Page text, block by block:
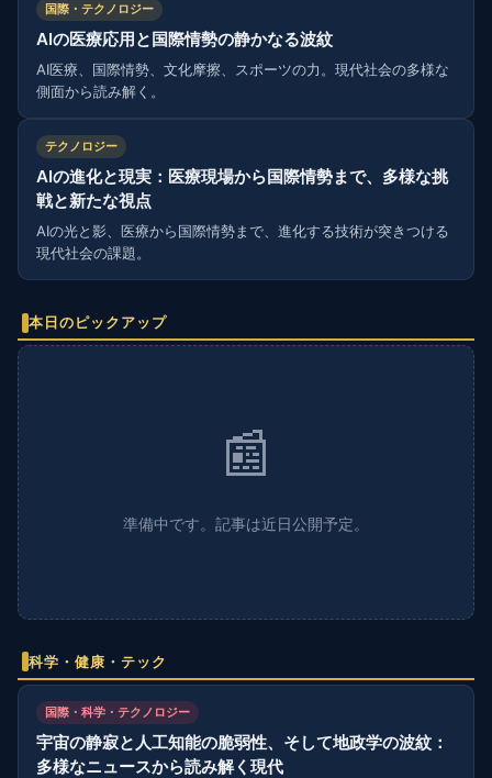
国際・テクノロジー
AIの医療応用と国際情勢の静かなる波紋
AI医療、国際情勢、文化摩擦、スポーツの力。現代社会の多様な
側面から読み解く。
テクノロジー
AIの進化と現実：医療現場から国際情勢まで、多様な挑
戦と新たな視点
AIの光と影、医療から国際情勢まで、進化する技術が突きつける
現代社会の課題。
本日のピックアップ
📰
準備中です。記事は近日公開予定。
科学・健康・テック
国際・科学・テクノロジー
宇宙の静寂と人工知能の脆弱性、そして地政学の波紋：
多様なニュースから読み解く現代